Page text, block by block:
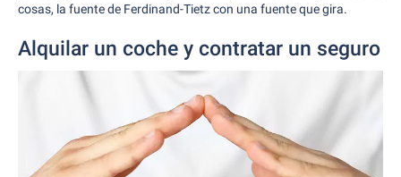
cosas, la fuente de Ferdinand-Tietz con una fuente que gira.
Alquilar un coche y contratar un seguro